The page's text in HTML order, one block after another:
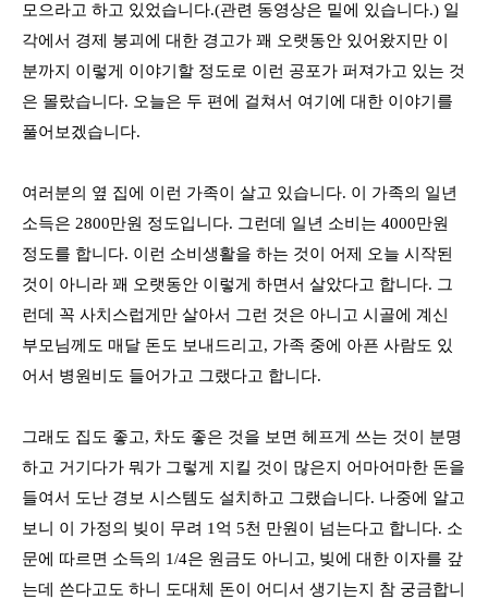
모으라고 하고 있었습니다.(관련 동영상은 밑에 있습니다.) 일
각에서 경제 붕괴에 대한 경고가 꽤 오랫동안 있어왔지만 이
분까지 이렇게 이야기할 정도로 이런 공포가 퍼져가고 있는 것
은 몰랐습니다. 오늘은 두 편에 걸쳐서 여기에 대한 이야기를
풀어보겠습니다.
여러분의 옆 집에 이런 가족이 살고 있습니다. 이 가족의 일년
소득은 2800만원 정도입니다. 그런데 일년 소비는 4000만원
정도를 합니다. 이런 소비생활을 하는 것이 어제 오늘 시작된
것이 아니라 꽤 오랫동안 이렇게 하면서 살았다고 합니다. 그
런데 꼭 사치스럽게만 살아서 그런 것은 아니고 시골에 계신
부모님께도 매달 돈도 보내드리고, 가족 중에 아픈 사람도 있
어서 병원비도 들어가고 그랬다고 합니다.
그래도 집도 좋고, 차도 좋은 것을 보면 헤프게 쓰는 것이 분명
하고 거기다가 뭐가 그렇게 지킬 것이 많은지 어마어마한 돈을
들여서 도난 경보 시스템도 설치하고 그랬습니다. 나중에 알고
보니 이 가정의 빚이 무려 1 억 5천 만원이 넘는다고 합니다. 소
문에 따르면 소득의 1/4은 원금도 아니고, 빚에 대한 이자를 갚
는데 쓴다고도 하니 도대체 돈이 어디서 생기는지 참 궁금합니